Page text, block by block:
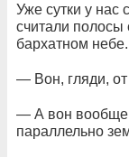
Уже сутки у нас
считали полосы
бархатном небе.
— Вон, гляди, от
— А вон вообще
параллельно